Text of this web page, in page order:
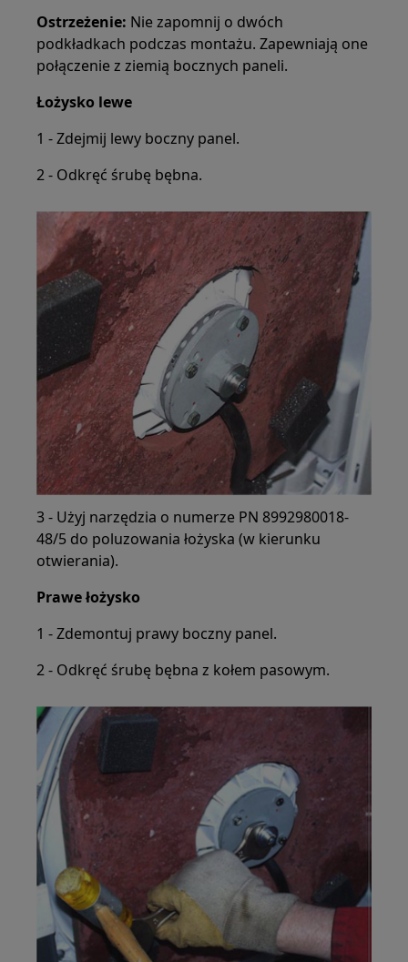
Ostrzeżenie: Nie zapomnij o dwóch
podkładkach podczas montażu. Zapewniają one
połączenie z ziemią bocznych paneli.
Łożysko lewe
1 - Zdejmij lewy boczny panel.
2 - Odkręć śrubę bębna.
3 - Użyj narzędzia o numerze PN 8992980018-
48/5 do poluzowania łożyska (w kierunku
otwierania).
Prawe łożysko
1 - Zdemontuj prawy boczny panel.
2 - Odkręć śrubę bębna z kołem pasowym.